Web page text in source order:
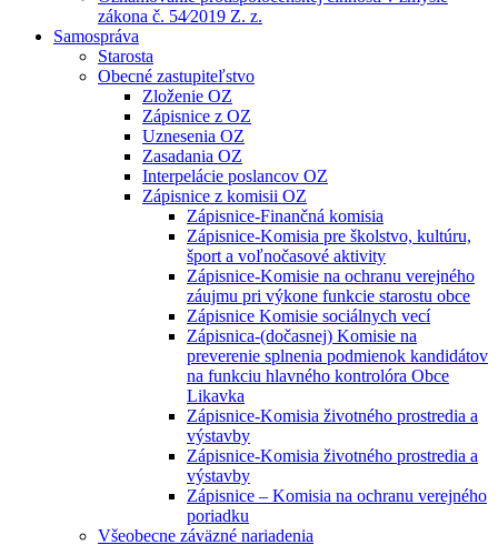
zákona č. 54⁄2019 Z. z.
Samospráva
Starosta
Obecné zastupiteľstvo
Zloženie OZ
Zápisnice z OZ
Uznesenia OZ
Zasadania OZ
Interpelácie poslancov OZ
Zápisnice z komisii OZ
Zápisnice-Finančná komisia
Zápisnice-Komisia pre školstvo, kultúru,
šport a voľnočasové aktivity
Zápisnice-Komisie na ochranu verejného
záujmu pri výkone funkcie starostu obce
Zápisnice Komisie sociálnych vecí
Zápisnica-(dočasnej) Komisie na
preverenie splnenia podmienok kandidátov
na funkciu hlavného kontrolóra Obce
Likavka
Zápisnice-Komisia životného prostredia a
výstavby
Zápisnice-Komisia životného prostredia a
výstavby
Zápisnice – Komisia na ochranu verejného
poriadku
Všeobecne záväzné nariadenia